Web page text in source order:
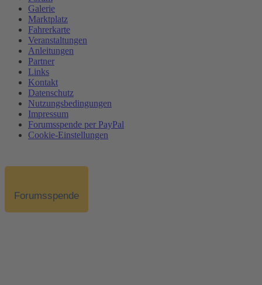
Galerie
Marktplatz
Fahrerkarte
Veranstaltungen
Anleitungen
Partner
Links
Kontakt
Datenschutz
Nutzungsbedingungen
Impressum
Forumsspende per PayPal
Cookie-Einstellungen
Forumsspende